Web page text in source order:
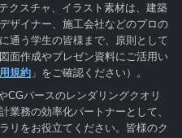
クスチャ、イラスト素材は、建築
ザイナー、施工会社などのプロの
通う学生の皆様まで、原則として
面作成やプレゼン資料にご活用い
規約 」をご確認ください）。
CGパースのレンダリングクオリ
業務の効率化パートナーとして、
リをお役立てください。皆様のク